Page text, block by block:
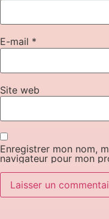
E-mail *
Site web
Enregistrer mon nom,
navigateur pour mon